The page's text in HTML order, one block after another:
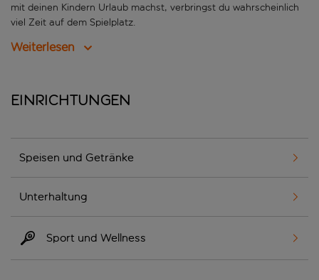
mit deinen Kindern Urlaub machst, verbringst du wahrscheinlich
viel Zeit auf dem Spielplatz.
Weiterlesen
Einrichtungen
Speisen und Getränke
Unterhaltung
Sport und Wellness